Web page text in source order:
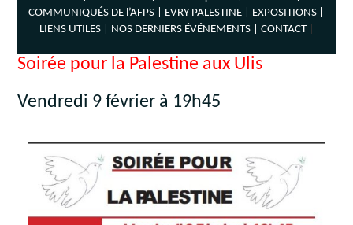
COMMUNIQUÉS DE l’AFPS |
EVRY PALESTINE |
EXPOSITIONS |
LIENS UTILES |
NOS DERNIERS ÉVÉNEMENTS | CONTACT|
Soirée pour la Palestine aux Ulis
Vendredi 9 février à 19h45